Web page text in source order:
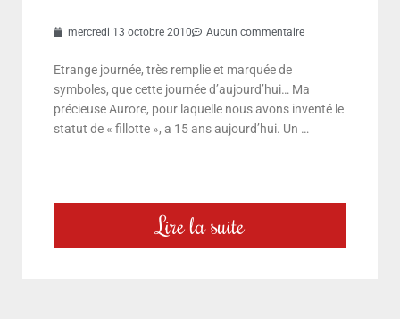
mercredi 13 octobre 2010 Aucun commentaire
Etrange journée, très remplie et marquée de
symboles, que cette journée d’aujourd’hui… Ma
précieuse Aurore, pour laquelle nous avons inventé le
statut de « fillotte », a 15 ans aujourd’hui. Un …
Lire la suite